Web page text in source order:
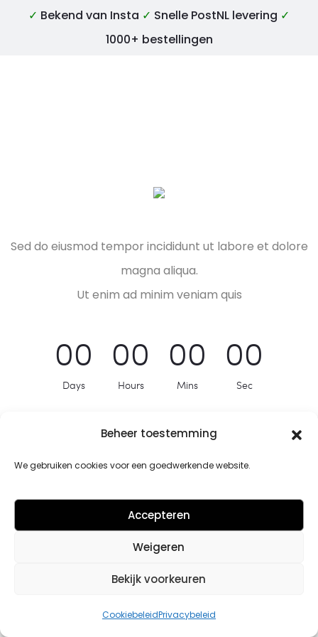
Beheer toestemming
We gebruiken cookies voor een goedwerkende website.
Accepteren
Weigeren
Bekijk voorkeuren
CookiebeleidPrivacybeleid
✓ Bekend van Insta ✓ Snelle PostNL levering ✓
1000+ bestellingen
Sed do eiusmod tempor incididunt ut labore et dolore
magna aliqua.
Ut enim ad minim veniam quis
00
Days
00
Hours
00
Mins
00
Sec